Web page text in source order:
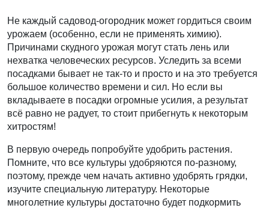
Не каждый садовод-огородник может гордиться своим
урожаем (особенно, если не применять химию).
Причинами скудного урожая могут стать лень или
нехватка человеческих ресурсов. Уследить за всеми
посадками бывает не так-то и просто и на это требуется
большое количество времени и сил. Но если вы
вкладываете в посадки огромные усилия, а результат
всё равно не радует, то стоит прибегнуть к некоторым
хитростям!
В первую очередь попробуйте удобрить растения.
Помните, что все культуры удобряются по-разному,
поэтому, прежде чем начать активно удобрять грядки,
изучите специальную литературу. Некоторые
многолетние культуры достаточно будет подкормить